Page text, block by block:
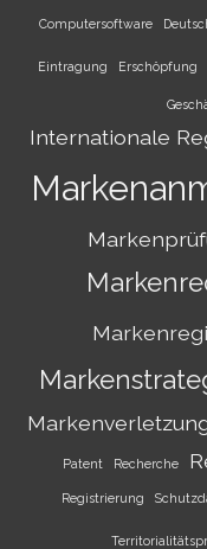
Computersoftware
Eintragung Erschöpfung
Internationale
Patent Recherche
Registrierung